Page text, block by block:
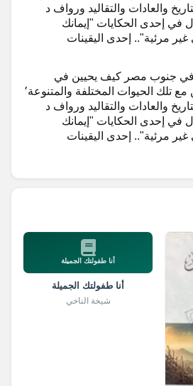
والعادات والتقاليد ورواف د
في إحدى الحكايات "إيمانك
مرئية".. إحدى اليقينات
جنوب مصر كيف يحيين في
ظروف صعبة ويتفاعلن مع تلك الحيوات المختلفة والمتنوعة٬
والعادات والتقاليد ورواف د
في إحدى الحكايات "إيمانك
مرئية".. إحدى اليقينات
أنا طفولتك الجميلة
أنا طفولتك الجميلة
شيخة الناخي